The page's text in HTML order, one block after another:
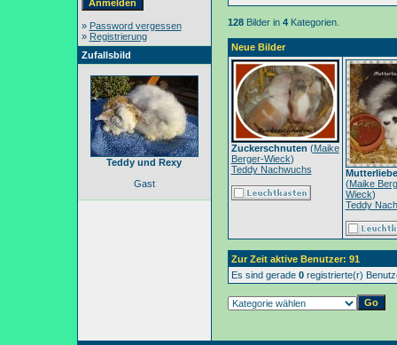
» Password vergessen
» Registrierung
Zufallsbild
Teddy und Rexy
Gast
128Bilder in 4Kategorien.
Neue Bilder
Zuckerschnuten (Maike
Berger-Wieck)
Teddy Nachwuchs
Mutterliebe
(Maike
Wieck)
Teddy
Zur Zeit aktive Benutzer: 91
Es sind gerade 0registrierte(r)